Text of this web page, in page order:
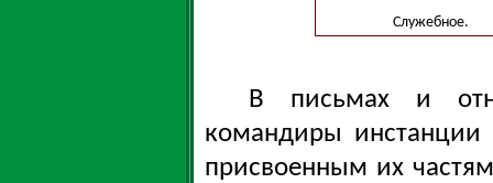
Служебное.
В письмах и
командиры
присвоенным их